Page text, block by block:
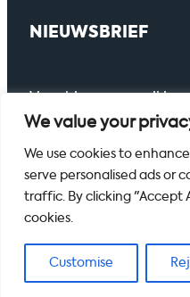
We value your
We use cookies to
serve personalised ads or
traffic. By clicking "Accept
cookies.
Customise
NIEUWSBRIEF
Voer hier uw email in
nieuwsbrief.
© 2026 Birch